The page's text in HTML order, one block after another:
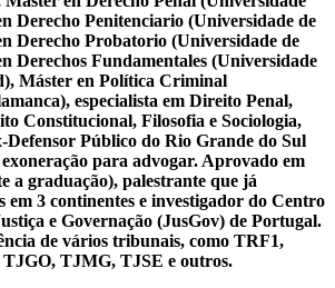
Derecho Penitenciario (Universidade de
Derecho Probatorio (Universidade de
Derechos Fundamentales (Universidade
Máster en Política Criminal
especialista em Direito Penal,
Constitucional, Filosofia e Sociologia,
Defensor Público do Rio Grande do Sul
para advogar. Aprovado em
a graduação), palestrante que já
em 3 continentes e investigador do Centro
e Governação (JusGov) de Portugal.
de vários tribunais, como TRF1,
TJMG, TJSE e outros.